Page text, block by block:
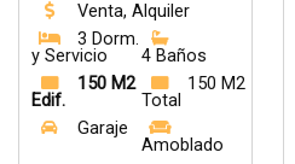
Venta, Alquiler
3 Dorm.
y Servicio
4 Baños
150 M2
Edif.
150 M2
Total
Garaje
Amoblado